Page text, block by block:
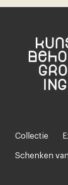
Footer-
menu
Collectie
Schenken